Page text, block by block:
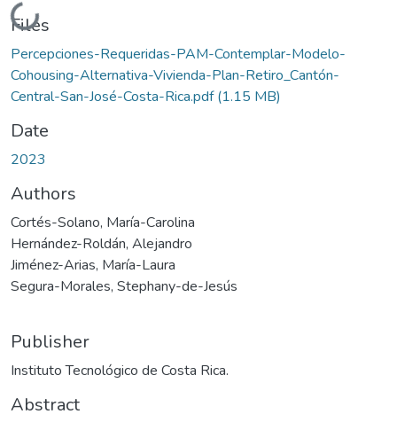
Loading...
Files
Percepciones-Requeridas-PAM-Contemplar-Modelo-
Cohousing-Alternativa-Vivienda-Plan-Retiro_Cantón-
Central-San-José-Costa-Rica.pdf(1.15 MB)
Date
2023
Authors
Cortés-Solano, María-Carolina
Hernández-Roldán, Alejandro
Jiménez-Arias, María-Laura
Segura-Morales, Stephany-de-Jesús
Publisher
Instituto Tecnológico de Costa Rica.
Abstract